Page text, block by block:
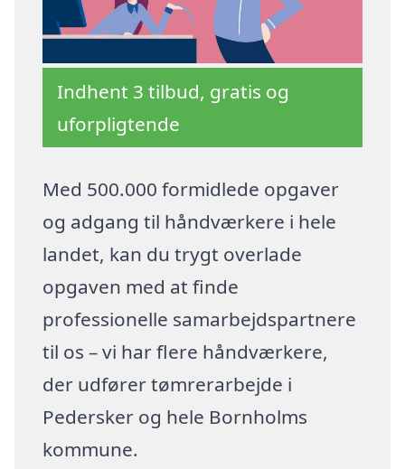
Indhent 3 tilbud, gratis og
uforpligtende
Med 500.000 formidlede opgaver
og adgang til håndværkere i hele
landet, kan du trygt overlade
opgaven med at finde
professionelle samarbejdspartnere
til os – vi har flere håndværkere,
der udfører tømrerarbejde i
Pedersker og hele Bornholms
kommune.